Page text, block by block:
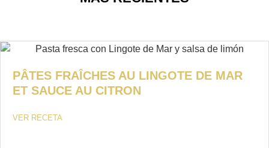
PÂTES FRAÎCHES AU LINGOTE DE MAR
ET SAUCE AU CITRON
VER RECETA